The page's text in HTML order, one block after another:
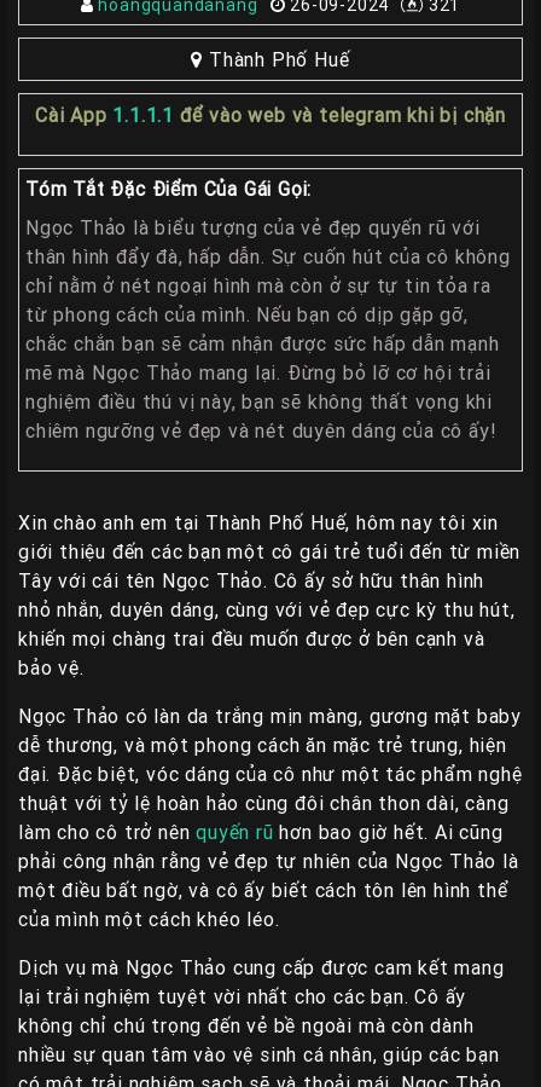
HUẾ
Hệ
Group
Gái
Huế
hoangquandanang 26-09-2024 321
Thành Phố Huế
Cài App 1.1.1.1 để vào web và telegram khi bị chặn
Tóm Tắt Đặc Điểm Của Gái Gọi:
Ngọc Thảo là biểu tượng của vẻ đẹp quyến rũ với
thân hình đẩy đà, hấp dẫn. Sự cuốn hút của cô không
chỉ nằm ở nét ngoại hình mà còn ở sự tự tin tỏa ra
từ phong cách của mình. Nếu bạn có dịp gặp gỡ,
chắc chắn bạn sẽ cảm nhận được sức hấp dẫn mạnh
mẽ mà Ngọc Thảo mang lại. Đừng bỏ lỡ cơ hội trải
nghiệm điều thú vị này, bạn sẽ không thất vọng khi
chiêm ngưỡng vẻ đẹp và nét duyên dáng của cô ấy!
Xin chào anh em tại Thành Phố Huế, hôm nay tôi xin
giới thiệu đến các bạn một cô gái trẻ tuổi đến từ miền
Tây với cái tên Ngọc Thảo. Cô ấy sở hữu thân hình
nhỏ nhắn, duyên dáng, cùng với vẻ đẹp cực kỳ thu hút,
khiến mọi chàng trai đều muốn được ở bên cạnh và
bảo vệ.
Ngọc Thảo có làn da trắng mịn màng, gương mặt baby
dễ thương, và một phong cách ăn mặc trẻ trung, hiện
đại. Đặc biệt, vóc dáng của cô như một tác phẩm nghệ
thuật với tỷ lệ hoàn hảo cùng đôi chân thon dài, càng
làm cho cô trở nên quyến rũ hơn bao giờ hết. Ai cũng
phải công nhận rằng vẻ đẹp tự nhiên của Ngọc Thảo là
một điều bất ngờ, và cô ấy biết cách tôn lên hình thể
của mình một cách khéo léo.
Dịch vụ mà Ngọc Thảo cung cấp được cam kết mang
lại trải nghiệm tuyệt vời nhất cho các bạn. Cô ấy
không chỉ chú trọng đến vẻ bề ngoài mà còn dành
nhiều sự quan tâm vào vệ sinh cá nhân, giúp các bạn